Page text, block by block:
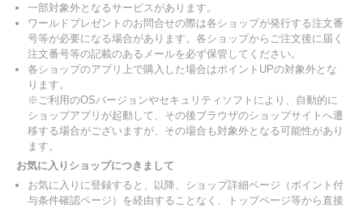
一部対象外となるサービスがあります。
ワールドプレゼントのお問合せの際は各ショップが発行する注文番
号等が必要になる場合があります。各ショップからご注文後に届く
注文番号等の記載のあるメールを必ず保管してください。
各ショップのアプリ上で購入した場合はポイントUPの対象外とな
ります。
※ご利用のOSバージョンやセキュリティソフトにより、自動的に
ショップアプリが起動して、その後ブラウザのショップサイトへ遷
移する場合がございますが、その場合も対象外となる可能性があり
ます。
お気に入りショップにつきまして
お気に入りに登録すると、以降、ショップ詳細ページ（ポイント付
与条件確認ページ）を経由することなく、トップページ等から直接